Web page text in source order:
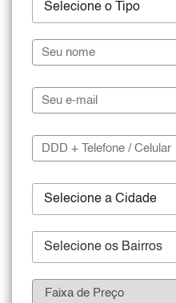
Selecione o Tipo
Selecione a Cidade
Selecione os Bairros